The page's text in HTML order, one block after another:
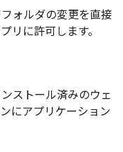
ォルダの変更を直接
リに許可します。
ストール済みのウェ
にアプリケーション